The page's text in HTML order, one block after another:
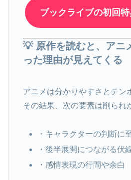
ブックライブの初回
💡 原作を読むと、アニ
った理由が見えてくる
アニメは分かりやすさとテン
その結果、次の要素は削られ
・キャラクターの判断に
・後半展開につながる伏
・感情表現の行間や余白